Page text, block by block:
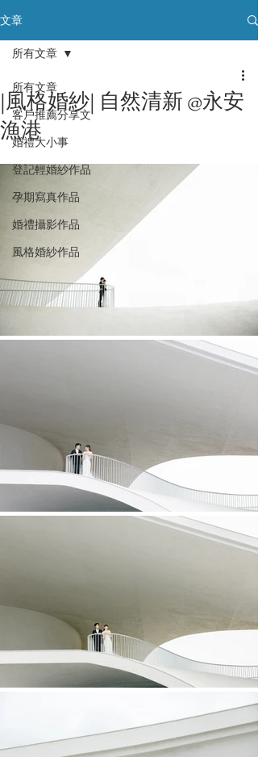
文章
所有文章
客戶推薦分享文
婚禮大小事
登記輕婚紗作品
孕期寫真作品
婚禮攝影作品
風格婚紗作品
所有文章
|風格婚紗| 自然清新 @永安
漁港